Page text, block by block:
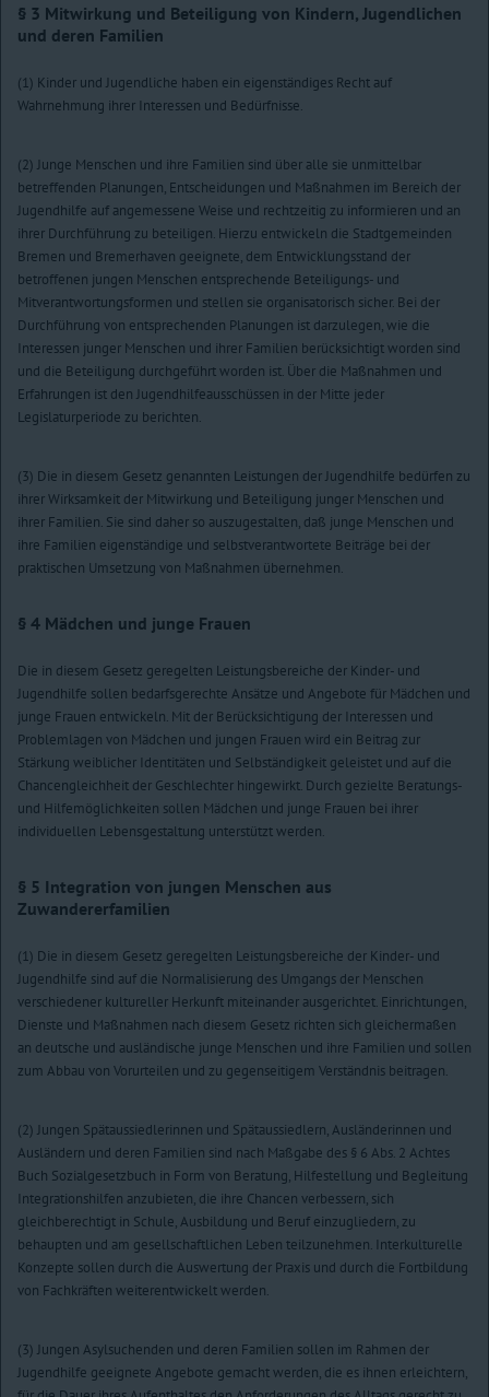
§ 3 Mitwirkung und Beteiligung von Kindern, Jugendlichen
und deren Familien
(1) Kinder und Jugendliche haben ein eigenständiges Recht auf
Wahrnehmung ihrer Interessen und Bedürfnisse.
(2) Junge Menschen und ihre Familien sind über alle sie unmittelbar
betreffenden Planungen, Entscheidungen und Maßnahmen im Bereich der
Jugendhilfe auf angemessene Weise und rechtzeitig zu informieren und an
ihrer Durchführung zu beteiligen. Hierzu entwickeln die Stadtgemeinden
Bremen und Bremerhaven geeignete, dem Entwicklungsstand der
betroffenen jungen Menschen entsprechende Beteiligungs- und
Mitverantwortungsformen und stellen sie organisatorisch sicher. Bei der
Durchführung von entsprechenden Planungen ist darzulegen, wie die
Interessen junger Menschen und ihrer Familien berücksichtigt worden sind
und die Beteiligung durchgeführt worden ist. Über die Maßnahmen und
Erfahrungen ist den Jugendhilfeausschüssen in der Mitte jeder
Legislaturperiode zu berichten.
(3) Die in diesem Gesetz genannten Leistungen der Jugendhilfe bedürfen zu
ihrer Wirksamkeit der Mitwirkung und Beteiligung junger Menschen und
ihrer Familien. Sie sind daher so auszugestalten, daß junge Menschen und
ihre Familien eigenständige und selbstverantwortete Beiträge bei der
praktischen Umsetzung von Maßnahmen übernehmen.
§ 4 Mädchen und junge Frauen
Die in diesem Gesetz geregelten Leistungsbereiche der Kinder- und
Jugendhilfe sollen bedarfsgerechte Ansätze und Angebote für Mädchen und
junge Frauen entwickeln. Mit der Berücksichtigung der Interessen und
Problemlagen von Mädchen und jungen Frauen wird ein Beitrag zur
Stärkung weiblicher Identitäten und Selbständigkeit geleistet und auf die
Chancengleichheit der Geschlechter hingewirkt. Durch gezielte Beratungs-
und Hilfemöglichkeiten sollen Mädchen und junge Frauen bei ihrer
individuellen Lebensgestaltung unterstützt werden.
§ 5 Integration von jungen Menschen aus
Zuwandererfamilien
(1) Die in diesem Gesetz geregelten Leistungsbereiche der Kinder- und
Jugendhilfe sind auf die Normalisierung des Umgangs der Menschen
verschiedener kultureller Herkunft miteinander ausgerichtet. Einrichtungen,
Dienste und Maßnahmen nach diesem Gesetz richten sich gleichermaßen
an deutsche und ausländische junge Menschen und ihre Familien und sollen
zum Abbau von Vorurteilen und zu gegenseitigem Verständnis beitragen.
(2) Jungen Spätaussiedlerinnen und Spätaussiedlern, Ausländerinnen und
Ausländern und deren Familien sind nach Maßgabe des § 6 Abs. 2 Achtes
Buch Sozialgesetzbuch in Form von Beratung, Hilfestellung und Begleitung
Integrationshilfen anzubieten, die ihre Chancen verbessern, sich
gleichberechtigt in Schule, Ausbildung und Beruf einzugliedern, zu
behaupten und am gesellschaftlichen Leben teilzunehmen. Interkulturelle
Konzepte sollen durch die Auswertung der Praxis und durch die Fortbildung
von Fachkräften weiterentwickelt werden.
(3) Jungen Asylsuchenden und deren Familien sollen im Rahmen der
Jugendhilfe geeignete Angebote gemacht werden, die es ihnen erleichtern,